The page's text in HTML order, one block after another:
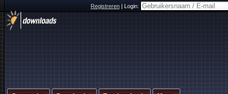
Registreren|Login: